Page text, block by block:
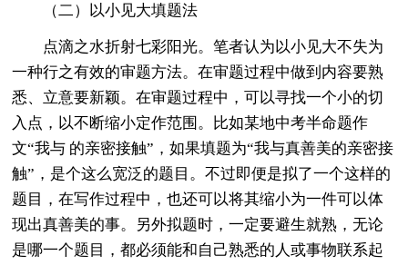
（二）以小见大填题法
点滴之水折射七彩阳光。笔者认为以小见大不失为
一种行之有效的审题方法。在审题过程中做到内容要熟
悉、立意要新颖。在审题过程中，可以寻找一个小的切
入点，以不断缩小定作范围。比如某地中考半命题作
文“我与 的亲密接触”，如果填题为“我与真善美的亲密接
触”，是个这么宽泛的题目。不过即便是拟了一个这样的
题目，在写作过程中，也还可以将其缩小为一件可以体
现出真善美的事。另外拟题时，一定要避生就熟，无论
是哪一个题目，都必须能和自己熟悉的人或事物联系起